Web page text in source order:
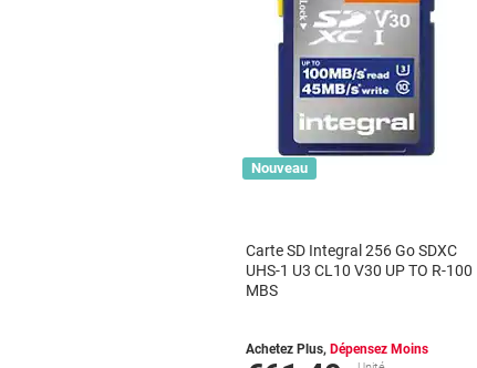
Nouveau
Carte SD Integral 256 Go SDXC
UHS-1 U3 CL10 V30 UP TO R-100
MBS
Achetez Plus, Dépensez Moins